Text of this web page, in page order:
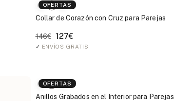
OFERTAS
Collar de Corazón con Cruz para Parejas
146€ 127€
✓ ENVÍOS GRATIS
OFERTAS
Anillos Grabados en el Interior para Parejas